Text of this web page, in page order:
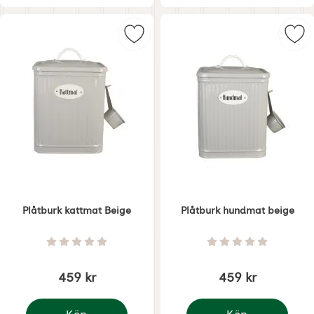
Plåtburk kattmat Beige
Art. nr 8950 Betyg: 0 Stjärnor av 5
459 kr
Markera plåtburk kattmat Beige
Plåtburk hundmat beige
Art. nr 8952 Betyg: 0 Stjärnor
459 kr